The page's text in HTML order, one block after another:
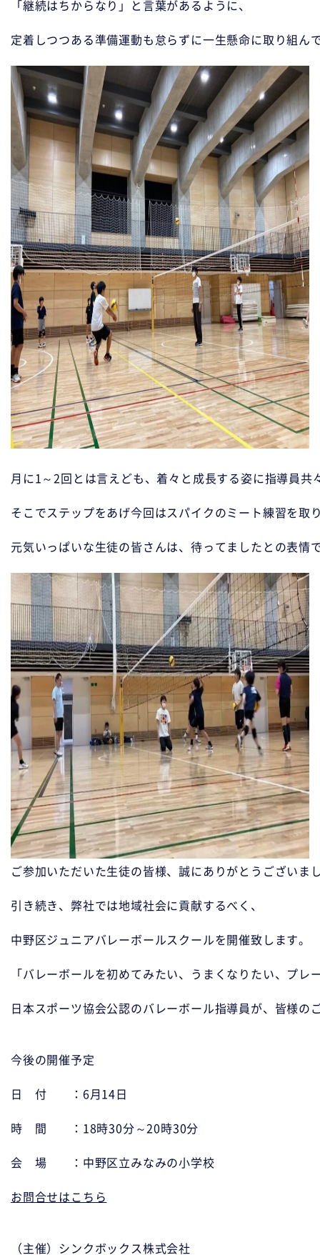
「継続はちからなり」と言葉があるように、
定着しつつある準備運動も怠らずに一生懸命に取り組ん
月に1～2回とは言えども、着々と成長する姿に指導員
そこでステップをあげ今回はスパイクのミート練習を取
元気いっぱいな生徒の皆さんは、待ってましたとの表情
ご参加いただいた生徒の皆様、誠にありがとうございま
引き続き、弊社では地域社会に貢献するべく、
中野区ジュニアバレーボールスクールを開催致します。
「バレーボールを初めてみたい、うまくなりたい、プレ
日本スポーツ協会公認のバレーボール指導員が、皆様の
今後の開催予定
日　付　　：6月14日
時　間　　：18時30分～20時30分
会　場　　：中野区立みなみの小学校
お問合せはこちら
（主催）シンクボックス株式会社